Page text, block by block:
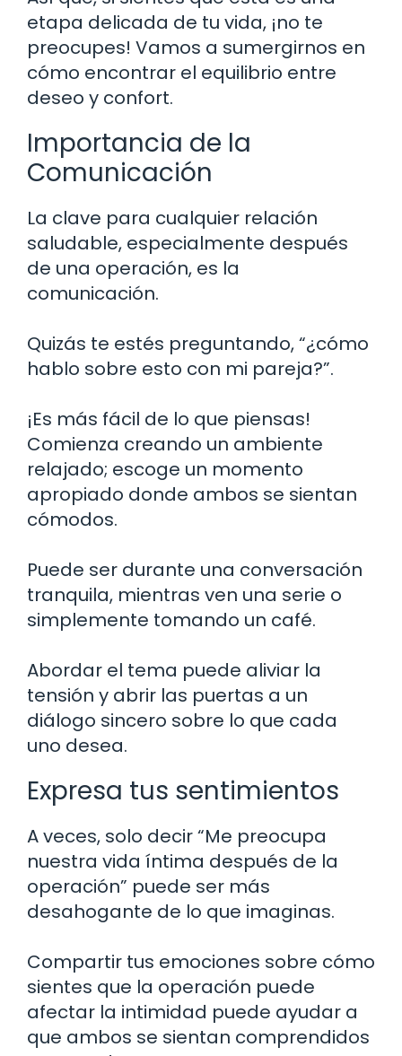
etapa delicada de tu vida, ¡no te
preocupes! Vamos a sumergirnos en
cómo encontrar el equilibrio entre
deseo y confort.
Importancia de la
Comunicación
La clave para cualquier relación
saludable, especialmente después
de una operación, es la
comunicación.
Quizás te estés preguntando, “¿cómo
hablo sobre esto con mi pareja?”.
¡Es más fácil de lo que piensas!
Comienza creando un ambiente
relajado; escoge un momento
apropiado donde ambos se sientan
cómodos.
Puede ser durante una conversación
tranquila, mientras ven una serie o
simplemente tomando un café.
Abordar el tema puede aliviar la
tensión y abrir las puertas a un
diálogo sincero sobre lo que cada
uno desea.
Expresa tus sentimientos
A veces, solo decir “Me preocupa
nuestra vida íntima después de la
operación” puede ser más
desahogante de lo que imaginas.
Compartir tus emociones sobre cómo
sientes que la operación puede
afectar la intimidad puede ayudar a
que ambos se sientan comprendidos